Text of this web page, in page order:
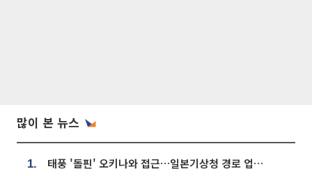
많이 본 뉴스
1. 태풍 '돌핀' 오키나와 접근…일본기상청 경로 업데이트